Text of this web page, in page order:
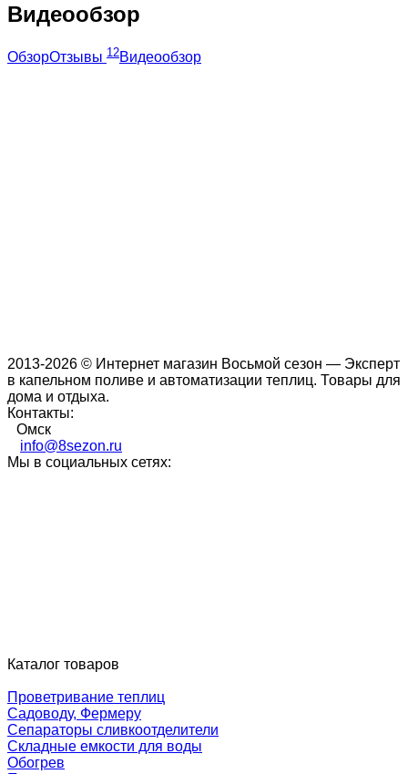
Видеообзор
ОбзорОтзывы 12Видеообзор
2013-2026 © Интернет магазин Восьмой сезон — Эксперт
в капельном поливе и автоматизации теплиц. Товары для
дома и отдыха.
Контакты:
Омск
info@8sezon.ru
Мы в социальных сетях:
Каталог товаров
Проветривание теплиц
Садоводу, Фермеру
Сепараторы сливкоотделители
Складные емкости для воды
Обогрев